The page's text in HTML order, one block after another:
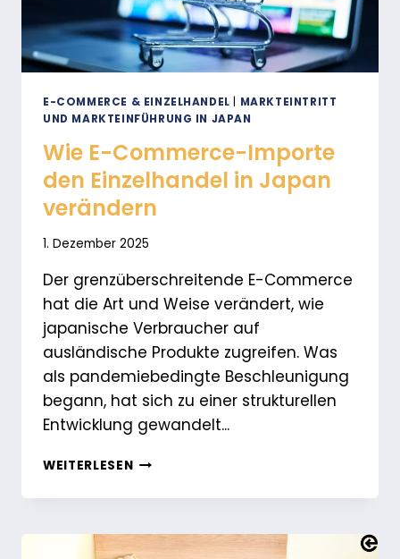
E-COMMERCE & EINZELHANDEL
MARKTEINTRITT
UND MARKTEINFÜHRUNG IN JAPAN
Wie E-Commerce-Importe
den Einzelhandel in Japan
verändern
1. Dezember 2025
Der grenzüberschreitende E-Commerce
hat die Art und Weise verändert, wie
japanische Verbraucher auf
ausländische Produkte zugreifen. Was
als pandemiebedingte Beschleunigung
begann, hat sich zu einer strukturellen
Entwicklung gewandelt...
WEITERLESENWIE
COMMERCE-
DEN
EINZELHANDEL